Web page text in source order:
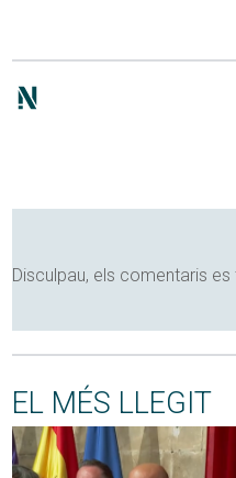
Disculpau, els comentaris
EL MÉS LLEGIT